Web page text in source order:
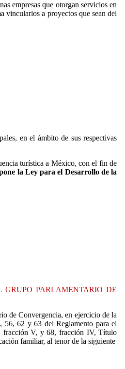
empresas que otorgan servicios en
vincularlos a proyectos que sean del
en el ámbito de sus respectivas
turística a México, con el fin de
la Ley para el Desarrollo de la
PARLAMENTARIO DE
de Convergencia, en ejercicio de la
56, 62 y 63 del Reglamento para el
fracción V, y 68, fracción IV, Título
familiar, al tenor de la siguiente